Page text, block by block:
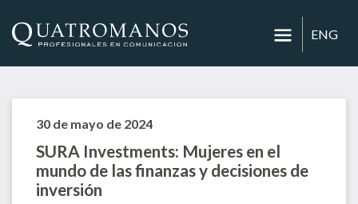
ENG
30 de mayo de 2024
SURA Investments: Mujeres en el
mundo de las finanzas y decisiones de
inversión